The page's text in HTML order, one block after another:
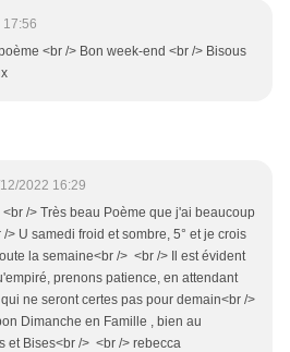
<br /> Bon week-end <br /> Bisous
2022 16:29
/> Très beau Poème que j'ai beaucoup
U samedi froid et sombre, 5° et je crois
la semaine<br /> <br /> Il est évident
prenons patience, en attendant
ne seront certes pas pour demain<br />
Dimanche en Famille , bien au
et Bises<br /> <br /> rebecca